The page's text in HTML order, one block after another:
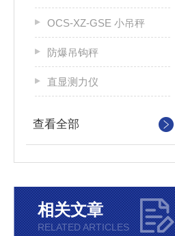
OCS-XZ-GSE 小吊秤
防爆吊钩秤
直显测力仪
查看全部
相关文章
RELATED ARTICLES